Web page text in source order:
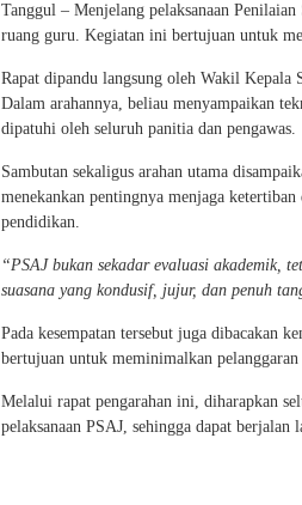
Tanggul – Menjelang pelaksanaan
ruang guru. Kegiatan ini bertujuan untuk
Rapat dipandu langsung oleh Wakil
Dalam arahannya, beliau menyampaikan
dipatuhi oleh seluruh panitia dan pengawas.
Sambutan sekaligus arahan utama
menekankan pentingnya menjaga
pendidikan.
“PSAJ bukan sekadar evaluasi akademik,
suasana yang kondusif, jujur, dan penuh
Pada kesempatan tersebut juga dibacakan
bertujuan untuk meminimalkan
Melalui rapat pengarahan ini, diharapkan
pelaksanaan PSAJ, sehingga dapat berjalan